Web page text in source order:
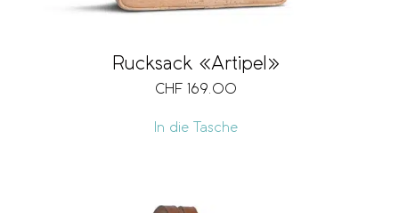
Rucksack «Artipel»
CHF 169.00
In die Tasche